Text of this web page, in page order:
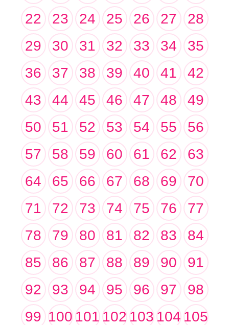
22
23 24 25 26 27
28
29
30 31 32 33 34
35
36
37 38 39 40 41
42
43
44 45 46 47 48
49
50
51 52 53 54 55
56
57
58 59 60 61 62
63
64
65 66 67 68 69
70
71
72 73 74 75 76
77
78
79 80 81 82 83
84
85
86 87 88 89 90
91
92
93 94 95 96 97
98
99 100101102103104105